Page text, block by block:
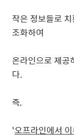
작은 정보들로
조화하여
온라인으로 제공
다.
즉,
'오프라인에서